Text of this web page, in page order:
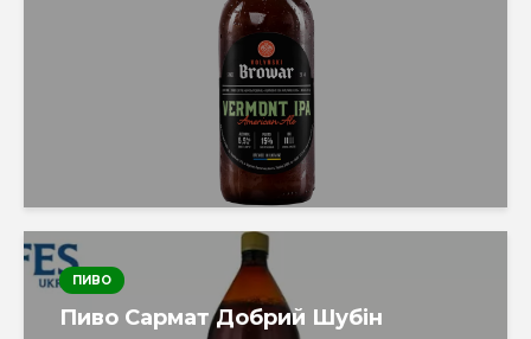
ПИВО
Пиво Сармат Добрий Шубін